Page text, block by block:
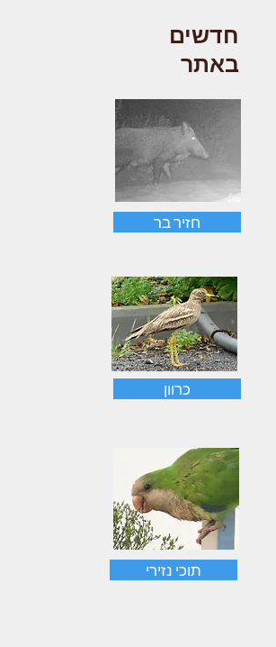
כרוון
חזיר בר
חדשים
באתר
תוכי נזירי